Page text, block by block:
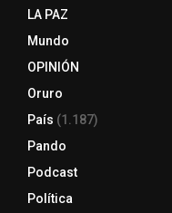
LA PAZ
Mundo
OPINIÓN
Oruro
País (1.187)
Pando
Podcast
Política